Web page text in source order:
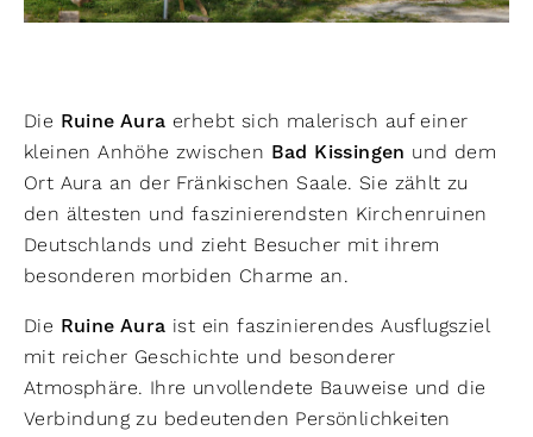
Die Ruine Aura erhebt sich malerisch auf einer
kleinen Anhöhe zwischen Bad Kissingen und dem
Ort Aura an der Fränkischen Saale. Sie zählt zu
den ältesten und faszinierendsten Kirchenruinen
Deutschlands und zieht Besucher mit ihrem
besonderen morbiden Charme an.
Die Ruine Aura ist ein faszinierendes Ausflugsziel
mit reicher Geschichte und besonderer
Atmosphäre. Ihre unvollendete Bauweise und die
Verbindung zu bedeutenden Persönlichkeiten